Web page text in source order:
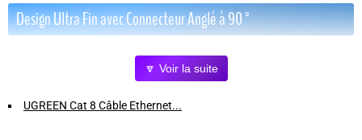
Design Ultra Fin avec Connecteur Anglé à 90°
Grâce à son connecteur à angle gauche, ce câble s'adapte
parfaitement aux espaces restreints, évitant les plis et prolongeant sa
derrière meubles.
🔽 Voir la suite
UGREEN Cat 8 Câble Ethernet...